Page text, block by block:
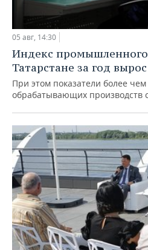
05 авг, 14:30
Индекс промышленного
Татарстане за год
При этом показатели более
обрабатывающих производств